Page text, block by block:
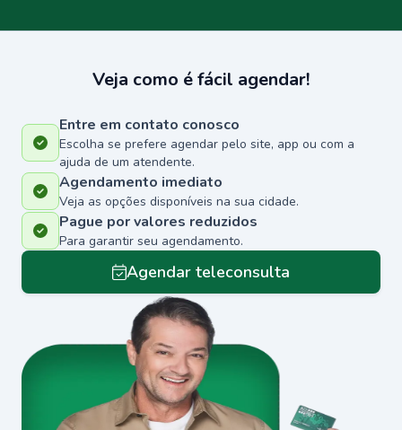
Veja como é fácil agendar!
Entre em contato conosco
Escolha se prefere agendar pelo site, app ou com a
ajuda de um atendente.
Agendamento imediato
Veja as opções disponíveis na sua cidade.
Pague por valores reduzidos
Para garantir seu agendamento.
Agendar teleconsulta